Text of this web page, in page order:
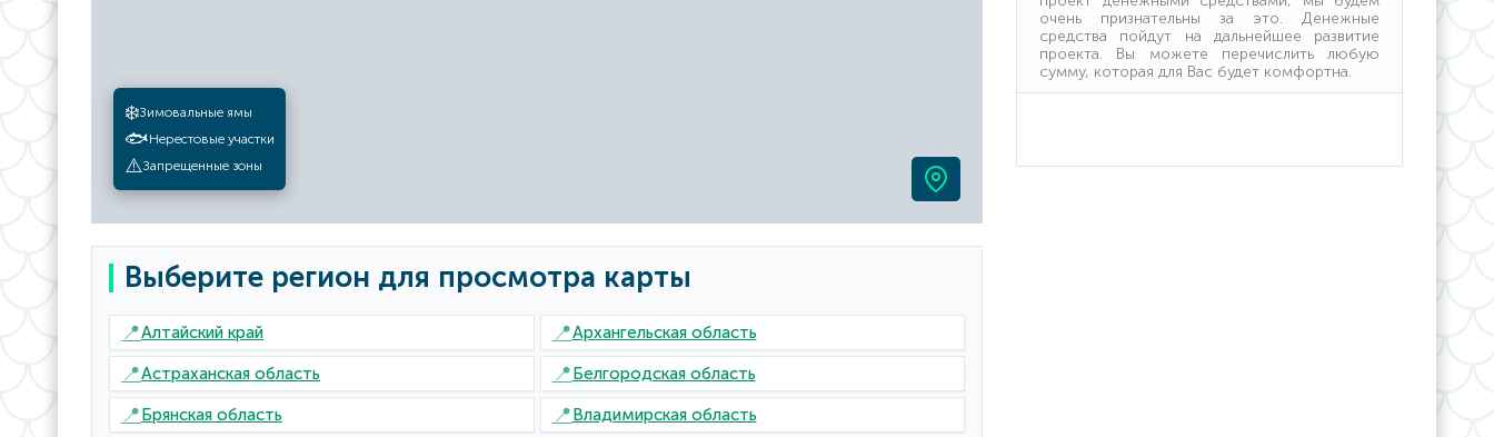
❄️Зимовальные ямы
🐟Нерестовые участки
⚠️Запрещенные зоны
Выберите регион для просмотра карты
📍Алтайский край 📍Архангельская область
📍Астраханская область 📍Белгородская область
📍Брянская область 📍Владимирская область
очень признательны за это. Денежные
средства пойдут на дальнейшее развитие
проекта. Вы можете перечислить любую
сумму, которая для Вас будет комфортна.